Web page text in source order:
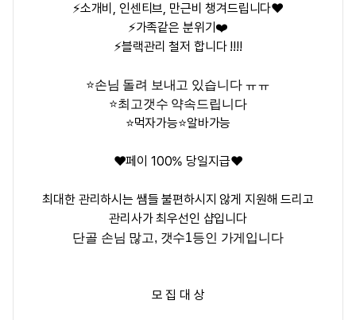
⚡소개비, 인센티브, 만근비 챙겨드립니다❤️
⚡가족같은 분위기❤️
⚡블랙관리 철저 합니다 !!!!
⭐️손님 돌려 보내고 있습니다 ㅠㅠ
⭐️최고갯수 약속드립니다
⭐️먹자가능⭐️알바가능
❤️페이 100% 당일지급❤️
최대한 관리하시는 쌤들 불편하시지 않게 지원해 드리고
관리사가 최우선인 샵입니다
단골 손님 많고, 갯수1등인 가게입니다
모 집 대 상